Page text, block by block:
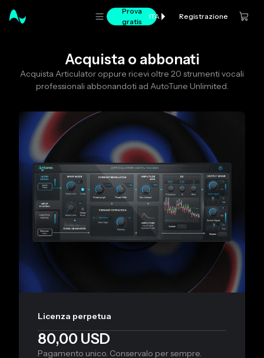
Prova
gratis
ITA Registrazione
Acquista o abbonati
Acquista Articulator oppure ricevi oltre 20 strumenti vocali
professionali abbonandoti ad AutoTune Unlimited.
Licenza perpetua
80,00 USD
Pagamento unico. Conservalo per sempre.